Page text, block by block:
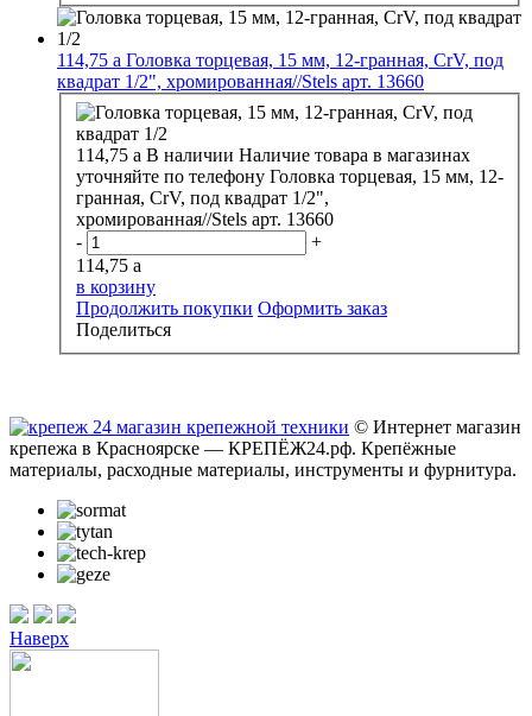
114,75 a Головка торцевая, 15 мм, 12-гранная, CrV, под
квадрат 1/2", хромированная//Stels арт. 13660
114,75 a В наличии Наличие товара в магазинах
уточняйте по телефону Головка торцевая, 15 мм, 12-
гранная, CrV, под квадрат 1/2",
хромированная//Stels арт. 13660
-
+
114,75 a
в корзину
Продолжить покупки Оформить заказ
Поделиться
© Интернет магазин
крепежа в Красноярске — КРЕПЁЖ24.рф. Крепёжные
материалы, расходные материалы, инструменты и фурнитура.
Наверх